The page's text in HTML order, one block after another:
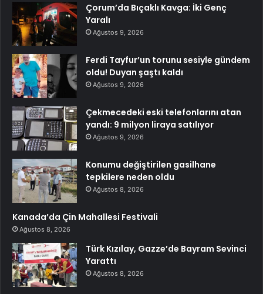
Çorum’da Bıçaklı Kavga: İki Genç
Yaralı
Ağustos 9, 2026
Ferdi Tayfur’un torunu sesiyle gündem
oldu! Duyan şaştı kaldı
Ağustos 9, 2026
Çekmecedeki eski telefonlarını atan
yandı: 9 milyon liraya satılıyor
Ağustos 9, 2026
Konumu değiştirilen gasilhane
tepkilere neden oldu
Ağustos 8, 2026
Kanada’da Çin Mahallesi Festivali
Ağustos 8, 2026
Türk Kızılay, Gazze’de Bayram Sevinci
Yarattı
Ağustos 8, 2026